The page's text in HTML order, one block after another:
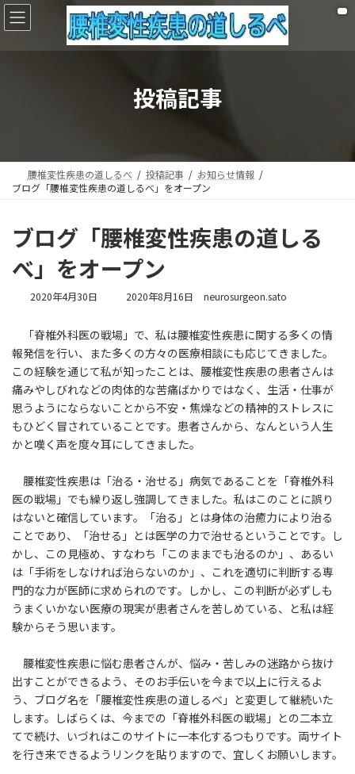
コ
ン
ナ
ビ
投稿記事
腰椎変性疾患の道しるべ 投稿記事
お知らせ情報
ブログ「腰椎変性疾患の道しるべ」をオープン
ブログ「腰椎変性疾患の道しる
べ」をオープン
2020年4月30日
最
新
日
時
:
2020年8月16日 neurosurgeon.sato
「脊椎外科医の戦場」で、私は腰椎変性疾患に関する多くの情
報発信を行い、また多くの方々の医療相談にも応じてきました。
この経験を通じて私が知ったことは、腰椎変性疾患の患者さんは
痛みやしびれなどの肉体的な苦痛ばかりではなく、生活・仕事が
思うようにならないことから不安・焦燥などの精神的ストレスに
もひどく冒されていることです。患者さんから、なんという人生
かと嘆く声を度々耳にしてきました。
腰椎変性疾患は「治る・治せる」病気であることを「脊椎外科
医の戦場」でも繰り返し強調してきました。私はこのことに誤り
はないと確信しています。「治る」とは身体の治癒力により治る
ことであり、「治せる」とは医学の力で治せるということです。し
かし、この見極め、すなわち「このままでも治るのか」、あるい
は「手術をしなければ治らないのか」、これを適切に判断する専
門的な力が医師に求められのです。しかし、この判断が必ずしも
うまくいかない医療の現実が患者さんを苦しめている、と私は経
験からそう思います。
腰椎変性疾患に悩む患者さんが、悩み・苦しみの迷路から抜け
出すことができるよう、そのお手伝いを今まで以上に行えるよ
う、ブログ名を「腰椎変性疾患の道しるべ」と変更して継続いた
します。しばらくは、今までの「脊椎外科医の戦場」との二本立
てで続け、いづれはこのサイトに一本化するつもりです。両サイト
を行き来できるようリンクを貼りますので、宜しくお願いします。